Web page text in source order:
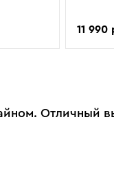
11 990
Отличный